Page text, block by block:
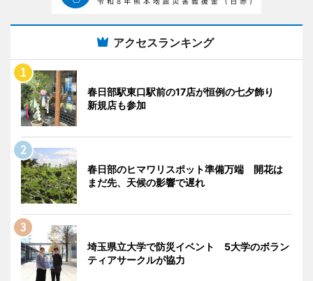
アクセスランキング
春日部駅東口駅前の17店が恒例の七夕飾り
新規店も参加
春日部のヒマワリスポット準備万端 開花は
まだ先、天候の影響で遅れ
埼玉県立大学で防災イベント 5大学のボラン
ティアサークルが協力